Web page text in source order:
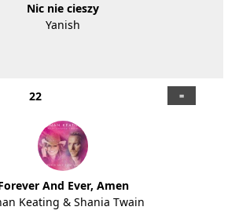
Nic nie cieszy
Yanish
22
And Ever, Amen
Keating & Shania Twain